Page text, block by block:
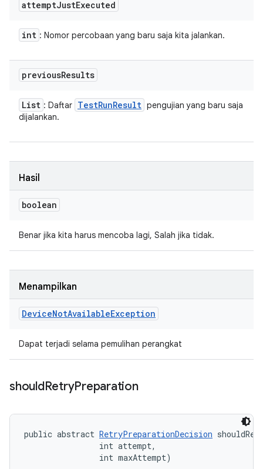
attemptJustExecuted
int : Nomor percobaan yang baru saja kita jalankan.
previousResults
List : Daftar TestRunResult pengujian yang baru saja
dijalankan.
Hasil
boolean
Benar jika kita harus mencoba lagi, Salah jika tidak.
Menampilkan
DeviceNotAvailableException
Dapat terjadi selama pemulihan perangkat
shouldRetryPreparation
public abstract RetryPreparationDecision
                int attempt,
                int maxAttempt)